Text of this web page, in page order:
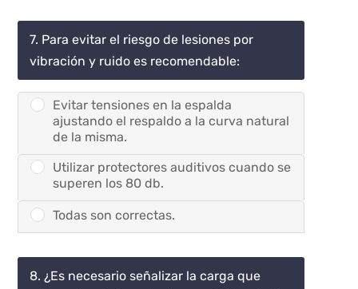
7. Para evitar el riesgo de lesiones por
vibración y ruido es recomendable:
Evitar tensiones en la espalda
ajustando el respaldo a la curva natural
de la misma.
Utilizar protectores auditivos cuando se
superen los 80 db.
Todas son correctas.
8. ¿Es necesario señalizar la carga que